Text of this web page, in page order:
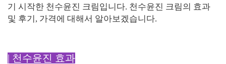
기 시작한 천수윤진 크림입니다. 천수윤진 크림의 효과
및 후기, 가격에 대해서 알아보겠습니다.
| 천수윤진 효과